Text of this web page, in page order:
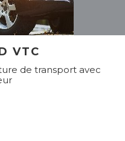
VTC
de transport avec